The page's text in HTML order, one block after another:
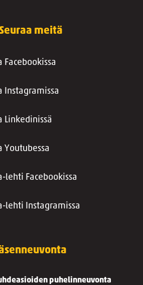
Seuraa meitä
Facebookissa
Instagramissa
Linkedinissä
Youtubessa
lehti Facebookissa
lehti Instagramissa
puhelinneuvonta